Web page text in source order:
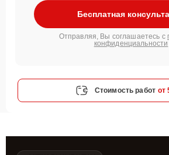
Бесплатная
Отправляя, Вы соглашаетесь с
конфиденциальности
Стоимость работ от